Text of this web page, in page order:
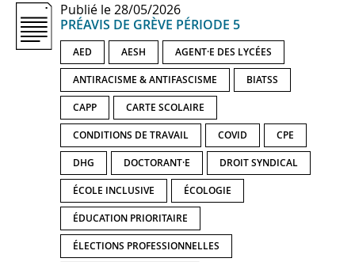
Publié le 28/05/2026
PRÉAVIS DE GRÈVE PÉRIODE 5
AED AESH AGENT·E DES LYCÉES
ANTIRACISME & ANTIFASCISME BIATSS
CAPP CARTE SCOLAIRE
CONDITIONS DE TRAVAIL COVID CPE
DHG DOCTORANT·E DROIT SYNDICAL
ÉCOLE INCLUSIVE ÉCOLOGIE
ÉDUCATION PRIORITAIRE
ÉLECTIONS PROFESSIONNELLES